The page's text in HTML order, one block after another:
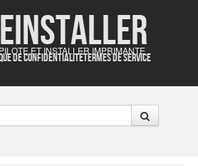
ET INSTALLER IMPRIMANTE
DE CONFIDENTIALITÉTERMES DE SERVICE